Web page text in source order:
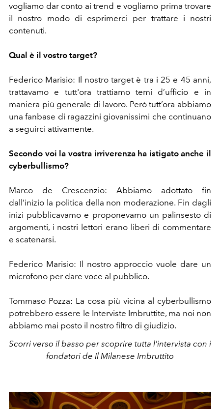
vogliamo dar conto ai trend e vogliamo prima trovare
il nostro modo di esprimerci per trattare i nostri
contenuti.
Qual è il vostro target?
Federico Marisio: Il nostro target è tra i 25 e 45 anni,
trattavamo e tutt'ora trattiamo temi d’ufficio e in
maniera più generale di lavoro. Però tutt’ora abbiamo
una fanbase di ragazzini giovanissimi che continuano
a seguirci attivamente.
Secondo voi la vostra irriverenza ha istigato anche il
cyberbullismo?
Marco de Crescenzio: Abbiamo adottato fin
dall’inizio la politica della non moderazione. Fin dagli
inizi pubblicavamo e proponevamo un palinsesto di
argomenti, i nostri lettori erano liberi di commentare
e scatenarsi.
Federico Marisio: Il nostro approccio vuole dare un
microfono per dare voce al pubblico.
Tommaso Pozza: La cosa più vicina al cyberbullismo
potrebbero essere le Interviste Imbruttite, ma noi non
abbiamo mai posto il nostro filtro di giudizio.
Scorri verso il basso per scoprire tutta l'intervista con i
fondatori de Il Milanese Imbruttito